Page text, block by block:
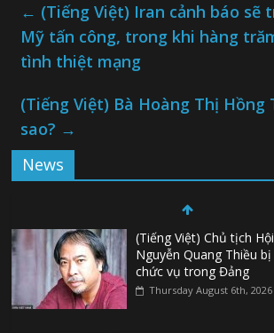
← (Tiếng Việt) Iran cảnh báo sẽ
Mỹ tấn công, trong khi hàng
tình thiệt mạng
(Tiếng Việt) Bà Hoàng Thị Hồng
sao? →
News
(Tiếng Việt) Chủ tịch
Nguyễn Quang Thiều
chức vụ trong Đảng
Thursday August 6th, 2026